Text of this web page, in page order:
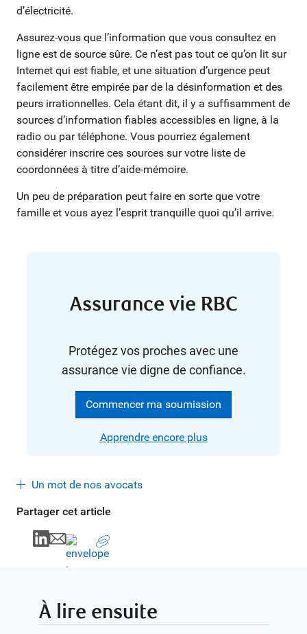
Partager cet article
d’électricité.
Assurez-vous que l’information que vous consultez en
ligne est de source sûre. Ce n’est pas tout ce qu’on lit sur
Internet qui est fiable, et une situation d’urgence peut
facilement être empirée par de la désinformation et des
peurs irrationnelles. Cela étant dit, il y a suffisamment de
sources d’information fiables accessibles en ligne, à la
radio ou par téléphone. Vous pourriez également
considérer inscrire ces sources sur votre liste de
coordonnées à titre d’aide-mémoire.
Un peu de préparation peut faire en sorte que votre
famille et vous ayez l’esprit tranquille quoi qu’il arrive.
Assurance vie RBC
Protégez vos proches avec une
assurance vie digne de confiance.
Commencer ma soumission
Apprendre encore plus
Un mot de nos avocats
À lire ensuite